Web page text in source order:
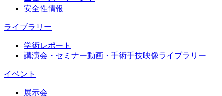
安全性情報
ライブラリー
学術レポート
講演会・セミナー動画・手術手技映像ライブラリー
イベント
展示会